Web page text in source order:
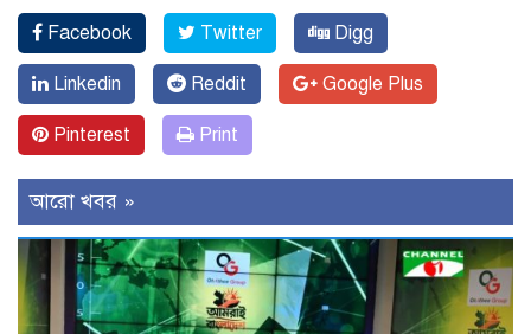
Facebook Twitter Digg
Linkedin Reddit Google Plus
Pinterest Print
আরো খবর »